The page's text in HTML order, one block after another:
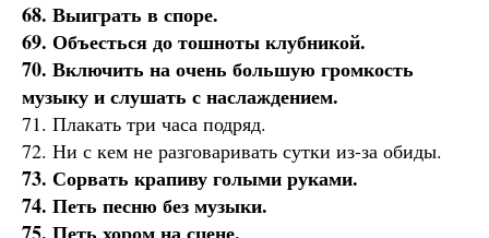
68. Выиграть в споре.
69. Объесться до тошноты клубникой.
70. Включить на очень большую громкость
музыку и слушать с наслаждением.
71. Плакать три часа подряд.
72. Ни с кем не разговаривать сутки из-за обиды.
73. Сорвать крапиву голыми руками.
74. Петь песню без музыки.
75. Петь хором на сцене.